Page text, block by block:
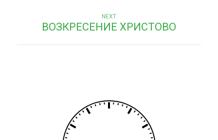
NEXTNext
post:
ВОЗКРЕСЕНИЕ ХРИСТОВО